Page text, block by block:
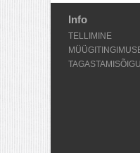
Info
TELLIMINE